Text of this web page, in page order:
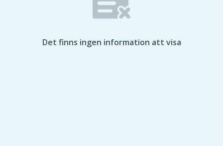
Det finns ingen information att visa